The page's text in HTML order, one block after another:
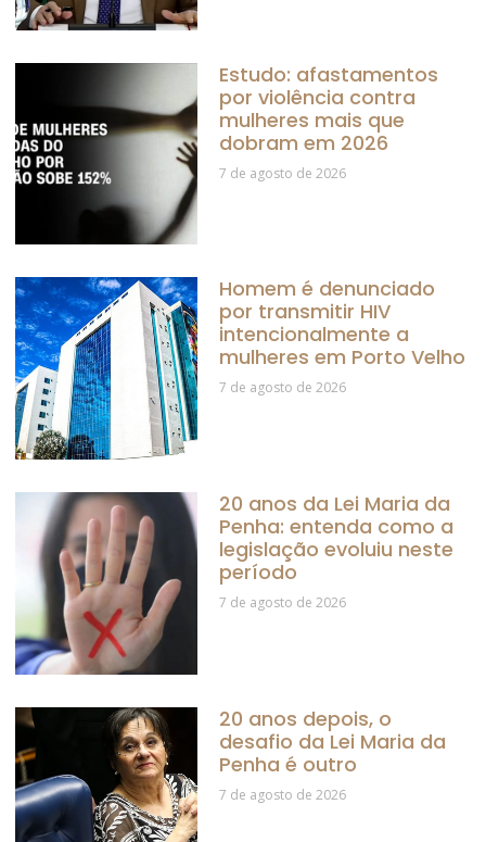
Estudo: afastamentos
por violência contra
mulheres mais que
dobram em 2026
7 de agosto de 2026
Homem é denunciado
por transmitir HIV
intencionalmente a
mulheres em Porto Velho
7 de agosto de 2026
20 anos da Lei Maria da
Penha: entenda como a
legislação evoluiu neste
período
7 de agosto de 2026
20 anos depois, o
desafio da Lei Maria da
Penha é outro
7 de agosto de 2026